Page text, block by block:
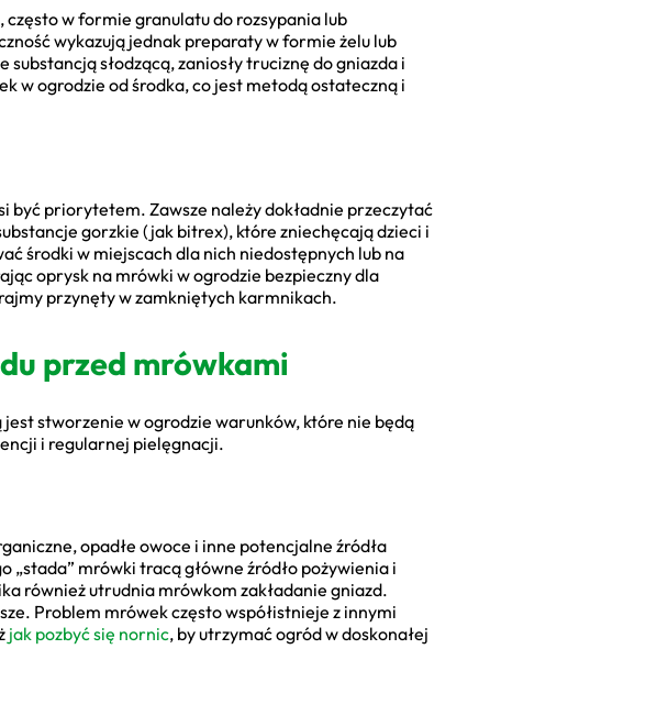
w formie granulatu do rozsypania lub
wykazują jednak preparaty w formie żelu lub
słodzącą, zaniosły truciznę do gniazda i
w ogrodzie od środka, co jest metodą ostateczną i
być priorytetem. Zawsze należy dokładnie przeczytać
gorzkie (jak bitrex), które zniechęcają dzieci i
środki w miejscach dla nich niedostępnych lub na
oprysk na mrówki w ogrodzie bezpieczny dla
przynęty w zamkniętych karmnikach.
przed mrówkami
stworzenie w ogrodzie warunków, które nie będą
i regularnej pielęgnacji.
opadłe owoce i inne potencjalne źródła
„stada” mrówki tracą główne źródło pożywienia i
również utrudnia mrówkom zakładanie gniazd.
Problem mrówek często współistnieje z innymi
jak pozbyć się nornic, by utrzymać ogród w doskonałej